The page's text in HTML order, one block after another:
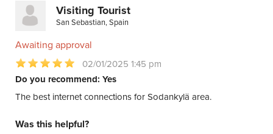
Visiting Tourist
San Sebastian, Spain
Awaiting approval
02/01/2025 1:45 pm
Do you recommend: Yes
The best internet connections for Sodankylä area.
Was this helpful?